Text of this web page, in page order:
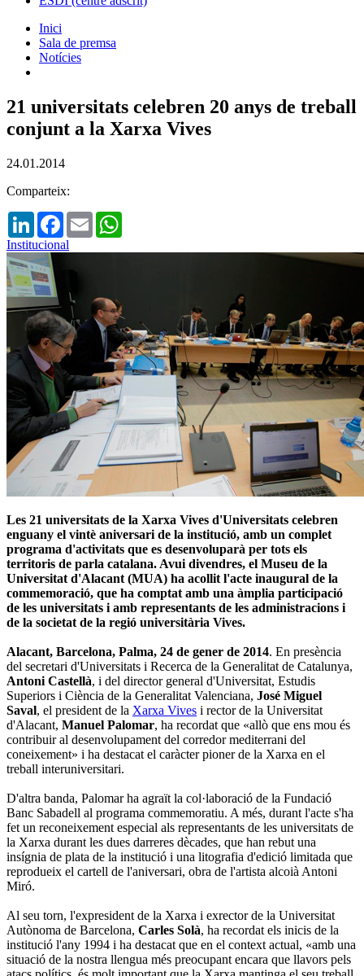
Inici
Sala de premsa
Notícies
21 universitats celebren 20 anys de treball
conjunt a la Xarxa Vives
24.01.2014
Comparteix:
LinkedInFacebook
Email
Institucional
Les 21 universitats de la Xarxa Vives d'Universitats celebren
enguany el vintè aniversari de la institució, amb un complet
programa d'activitats que es desenvoluparà per tots els
territoris de parla catalana. Avui divendres, el Museu de la
Universitat d'Alacant (MUA) ha acollit l'acte inaugural de la
commemoració, que ha comptat amb una àmplia participació
de les universitats i amb representants de les administracions i
de la societat de la regió universitària Vives.
Alacant, Barcelona, Palma, 24 de gener de 2014. En presència
del secretari d'Universitats i Recerca de la Generalitat de Catalunya,
Antoni Castellà, i del director general d'Universitat, Estudis
Superiors i Ciència de la Generalitat Valenciana, José Miguel
Saval, el president de la Xarxa Vives i rector de la Universitat
d'Alacant, Manuel Palomar, ha recordat que «allò que ens mou és
contribuir al desenvolupament del corredor mediterrani del
coneixement» i ha destacat el caràcter pioner de la Xarxa en el
treball interuniversitari.
D'altra banda, Palomar ha agraït la col·laboració de la Fundació
Banc Sabadell al programa commemoratiu. A més, durant l'acte s'ha
fet un reconeixement especial als representants de les universitats de
la Xarxa durant les dues darreres dècades, que han rebut una
insígnia de plata de la institució i una litografia d'edició limitada que
reprodueix el cartell de l'aniversari, obra de l'artista alcoià Antoni
Miró.
Al seu torn, l'expresident de la Xarxa i exrector de la Universitat
Autònoma de Barcelona, Carles Solà, ha recordat els inicis de la
institució l'any 1994 i ha destacat que en el context actual, «amb una
situació de la nostra llengua més preocupant encara que llavors pels